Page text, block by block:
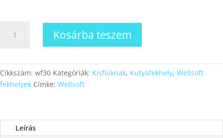
fekhely
Kosárba teszem
Cikkszám: wf30 Kategóriák: Kisfiúknak, Kutyafekhely, Wellsoft
fekhelyek Címke: Wellsoft
Leírás